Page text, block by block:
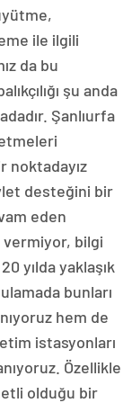
ile ilgili
da bu
şu anda
Şanlıurfa
noktadayız
desteğini bir
eden
bilgi
yılda yaklaşık
bunları
hem de
istasyonları
Özellikle
olduğu bir